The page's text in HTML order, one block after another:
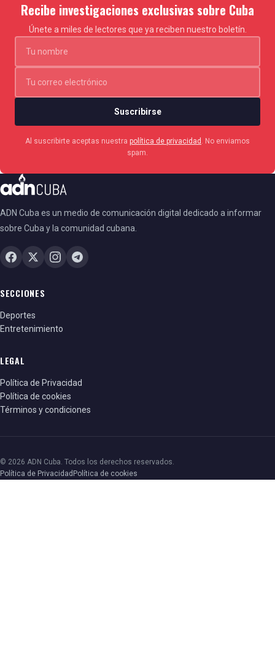
Recibe investigaciones exclusivas sobre Cuba
Únete a miles de lectores que ya reciben nuestro boletín.
Suscribirse
Al suscribirte aceptas nuestra política de privacidad . No enviamos
spam.
ADN Cuba es un medio de comunicación digital dedicado a informar
sobre Cuba y la comunidad cubana.
SECCIONES
Deportes
Entretenimiento
LEGAL
Política de Privacidad
Política de cookies
Términos y condiciones
© 2026 ADN Cuba. Todos los derechos reservados.
Política de Privacidad Política de cookies